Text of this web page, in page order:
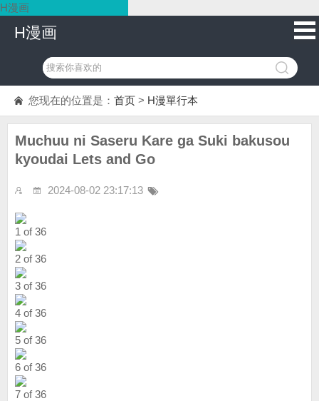
H漫画
H漫画
您现在的位置是： 首页 > H漫單行本
Muchuu ni Saseru Kare ga Suki bakusou
kyoudai Lets and Go
2024-08-02 23:17:13
1 of 36
2 of 36
3 of 36
4 of 36
5 of 36
6 of 36
7 of 36